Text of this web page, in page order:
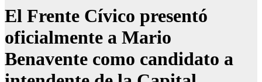
El Frente Cívico presentó
oficialmente a Mario
Benavente como candidato a